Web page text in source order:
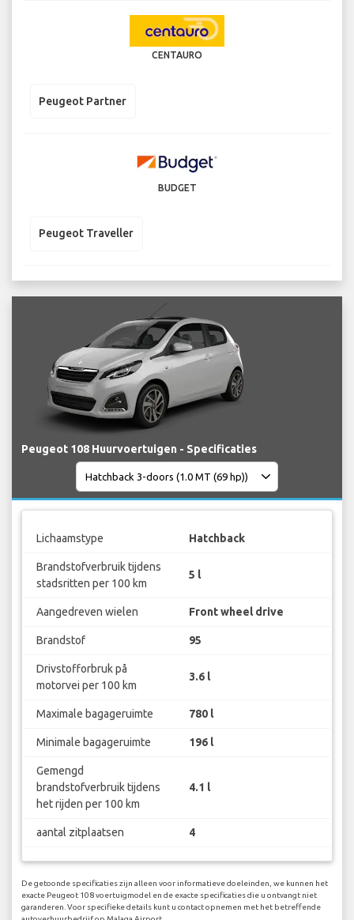
CENTAURO
Peugeot Partner
BUDGET
Peugeot Traveller
Peugeot 108 Huurvoertuigen - Specificaties
Lichaamstype Hatchback
Brandstofverbruik tijdens
stadsritten per 100 km
5 l
Aangedreven wielen Front wheel drive
Brandstof 95
Drivstofforbruk på
motorvei per 100 km
3.6 l
Maximale bagageruimte 780 l
Minimale bagageruimte 196 l
Gemengd
brandstofverbruik tijdens
het rijden per 100 km
4.1 l
aantal zitplaatsen 4
De getoonde specificaties zijn alleen voor informatieve doeleinden, we kunnen het
exacte Peugeot 108 voertuigmodel en de exacte specificaties die u ontvangt niet
garanderen. Voor specifieke details kunt u contact opnemen met het betreffende